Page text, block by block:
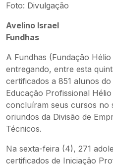
Foto: Divulgação
Avelino Israel
Fundhas
A Fundhas (Fundação
entregando, entre esta
certificados a 851 alunos
Educação Profissional
concluíram seus cursos no
oriundos da Divisão de
Técnicos.
Na sexta-feira (4), 271
certificados de Iniciação